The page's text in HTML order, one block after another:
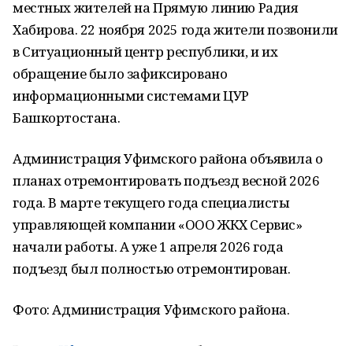
местных жителей на Прямую линию Радия
Хабирова. 22 ноября 2025 года жители позвонили
в Ситуационный центр республики, и их
обращение было зафиксировано
информационными системами ЦУР
Башкортостана.
Администрация Уфимского района объявила о
планах отремонтировать подъезд весной 2026
года. В марте текущего года специалисты
управляющей компании «ООО ЖКХ Сервис»
начали работы. А уже 1 апреля 2026 года
подъезд был полностью отремонтирован.
Фото: Администрация Уфимского района.